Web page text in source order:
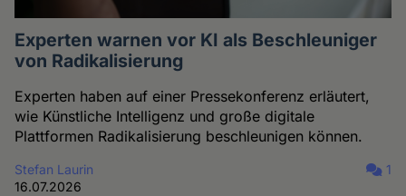
Experten warnen vor KI als Beschleuniger
von Radikalisierung
Experten haben auf einer Pressekonferenz erläutert,
wie Künstliche Intelligenz und große digitale
Plattformen Radikalisierung beschleunigen können.
Stefan Laurin
16.07.2026
1